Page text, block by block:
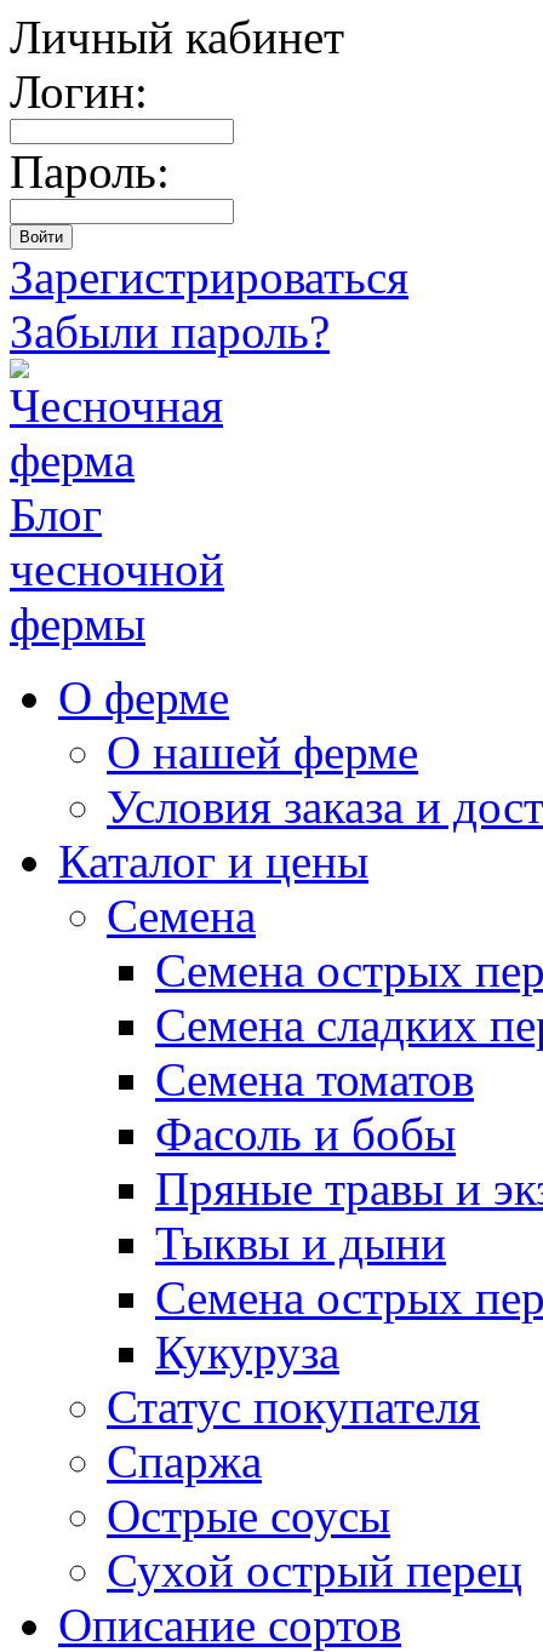
Личный кабинет
Логин:
Пароль:
Зарегистрироваться
Забыли пароль?
Блог
чесночной
фермы
О ферме
О нашей ферме
Условия заказа и
Каталог и цены
Семена
Семена острых
Семена сладких
Семена томатов
Фасоль и бобы
Пряные травы и
Тыквы и дыни
Семена острых
Кукуруза
Статус покупателя
Спаржа
Острые соусы
Сухой острый перец
Описание сортов